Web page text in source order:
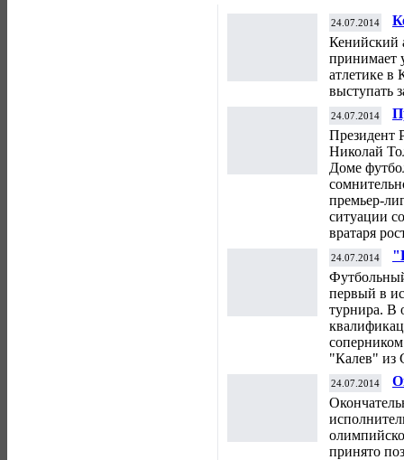
24.07.2014
Кенийский
принимает
атлетике в
выступать
24.07.2014
Президент
Николай
Доме
премьер-
ситуации
вратаря
24.07.2014
первый в
турнира. В
"Калев" из
24.07.2014
принято